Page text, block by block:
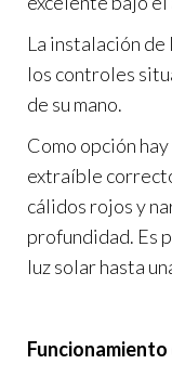
La instalación de
los controles
de su mano.
Como opción
extraíble
cálidos rojos y
profundidad. Es
luz solar hasta